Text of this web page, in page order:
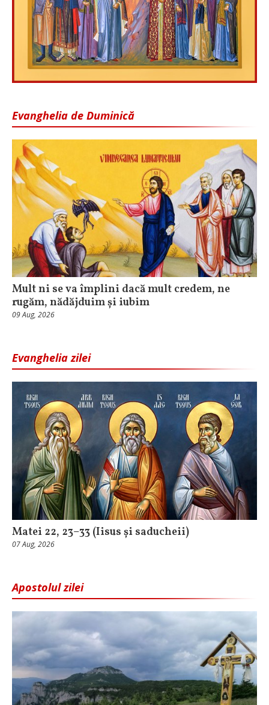
Evanghelia de Duminică
Mult ni se va împlini dacă mult credem, ne
rugăm, nădăjduim și iubim
09 Aug, 2026
Evanghelia zilei
Matei 22, 23–33 (Iisus și saducheii)
07 Aug, 2026
Apostolul zilei